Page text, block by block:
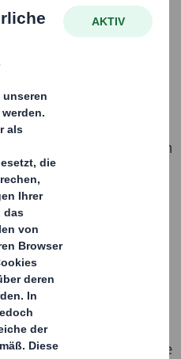
der wenigen
MacArthur Foundation.
auf dem Weg zu einer
Wirtschaft anführen,
zu diesem Thema in
um uns herauszufordern
Agenda weiter
unsere Kunden.
Foundation
Arbeitsbereiche.
zusammen, um unsere